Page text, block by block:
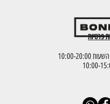
פרטיות
20:00